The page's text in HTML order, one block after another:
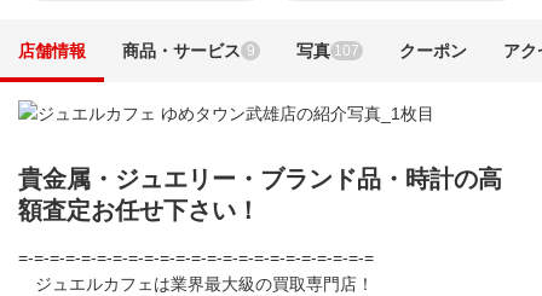
店舗情報 商品・サービス 9 写真 107 クーポン アク
貴金属・ジュエリー・ブランド品・時計の高
額査定お任せ下さい！
=-=-=-=-=-=-=-=-=-=-=-=-=-=-=-=-=-=-=-=-=-=-=
ジュエルカフェは業界最大級の買取専門店！